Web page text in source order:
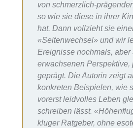
von schmerzlich-
so wie sie diese in ihrer
hat. Dann vollzieht sie
«Seitenwechsel» und wir
Ereignisse nochmals, aber
erwachsenen Perspektive,
geprägt. Die Autorin zeigt
konkreten Beispielen, wie
vorerst leidvolles Leben
schreiben lässt.
kluger Ratgeber, ohne